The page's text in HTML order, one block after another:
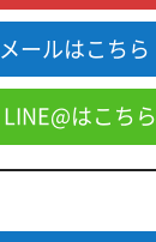
メールはこちら
LINE@はこちら